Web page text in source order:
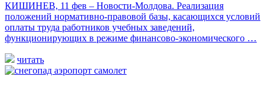
КИШИНЕВ, 11 фев – Новости-Молдова. Реализация
положений нормативно-правовой базы, касающихся условий
оплаты труда работников учебных заведений,
функционирующих в режиме финансово-экономического …
читать